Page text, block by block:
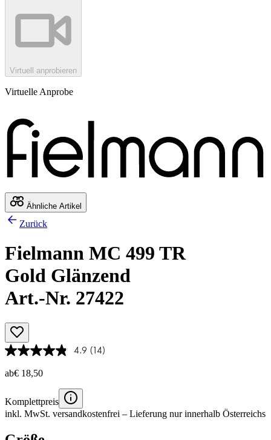
Virtuell anprobieren
Virtuelle Anprobe
Ähnliche Artikel
Zurück
Fielmann MC 499 TR
Gold Glänzend
Art.-Nr. 27422
4.9 (14)
ab€ 18,50
Komplettpreis
inkl. MwSt. versandkostenfrei – Lieferung nur innerhalb Österreichs